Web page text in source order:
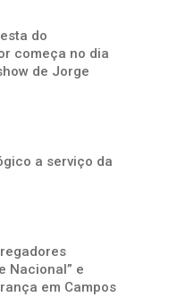
do
começa no dia
de Jorge
a serviço da
Nacional” e
em Campos